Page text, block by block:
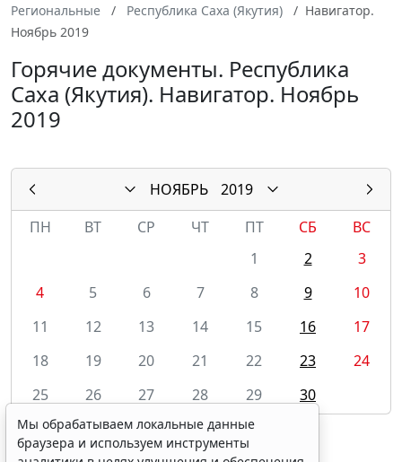
Региональные
Республика Саха (Якутия)
Навигатор.
Ноябрь 2019
Горячие документы. Республика
Саха (Якутия). Навигатор. Ноябрь
2019
НОЯБРЬ
2019
ПН
ВТ СР ЧТ ПТ СБ
ВС
1
2
3
4
5 6 7 8 9
10
11
12 13 14 15 16
17
18
19 20 21 22 23
24
25
26 27 28 29 30
Мы обрабатываем локальные данные
браузера и используем инструменты